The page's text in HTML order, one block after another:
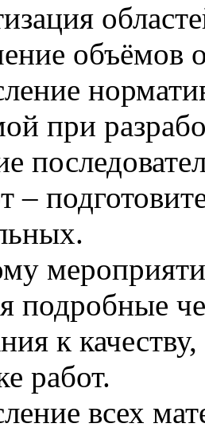
объёмов
при
–
подробные
к
работ.
всех